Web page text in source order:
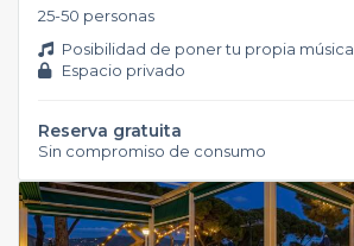
25-50 personas
Posibilidad de poner tu propia música
Espacio privado
Reserva gratuita
Sin compromiso de consumo